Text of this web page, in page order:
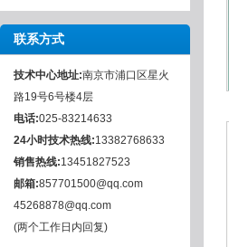
联系方式
技术中心地址:南京市浦口区星火
路19号6号楼4层
电话:025-83214633
24小时技术热线:13382768633
销售热线:13451827523
邮箱:857701500@qq.com
45268878@qq.com
(两个工作日内回复)